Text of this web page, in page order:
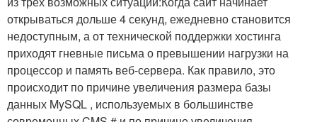
открываться дольше 4 секунд, ежедневно становится
недоступным, а от технической поддержки хостинга
приходят гневные письма о превышении нагрузки на
процессор и память веб-сервера. Как правило, это
происходит по причине увеличения размера базы
данных MySQL , используемых в большинстве